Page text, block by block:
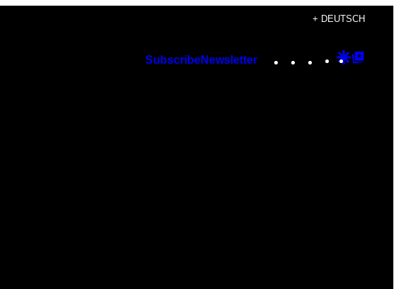
+ DEUTSCH
SubscribeNewsletter Instagram
TikTok
YouTube
Google